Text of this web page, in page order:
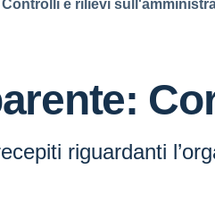
Controlli e rilievi
riguardanti